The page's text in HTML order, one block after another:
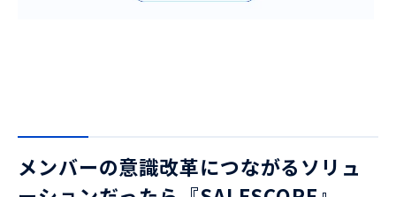
メンバーの意識改革につながるソリュ